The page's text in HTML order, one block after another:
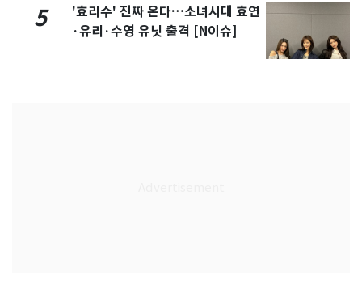
5
'효리수' 진짜 온다…소녀시대 효연
·유리·수영 유닛 출격 [N이슈]